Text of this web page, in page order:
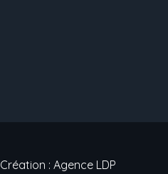
Création : Agence LDP